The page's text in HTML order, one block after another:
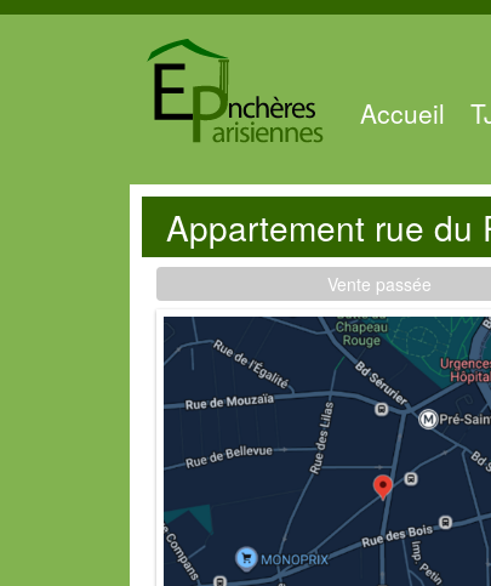
Accueil
Appartement rue du
Vente passée